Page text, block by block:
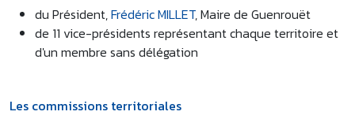
du Président,Frédéric MILLET, Maire de Guenrouët
de 11 vice-présidents représentant chaque territoire et
d'un membre sans délégation
Les commissions territoriales